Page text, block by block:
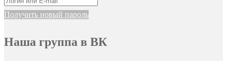
Получить новый пароль
Наша группа в ВК